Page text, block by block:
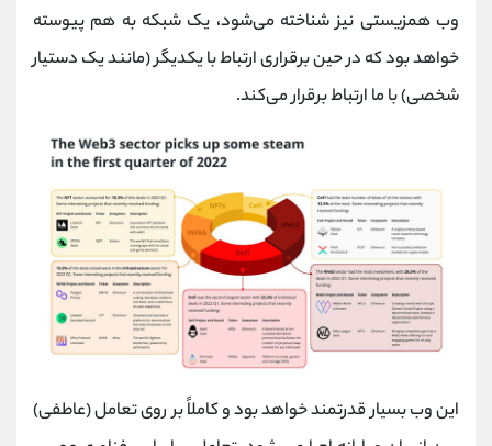
وب همزیستی نیز شناخته می‌شود، یک شبکه به هم پیوسته
خواهد بود که در حین برقراری ارتباط با یکدیگر (مانند یک دستیار
شخصی) با ما ارتباط برقرار می‌کند.
این وب بسیار قدرتمند خواهد بود و کاملاً بر روی تعامل (عاطفی)